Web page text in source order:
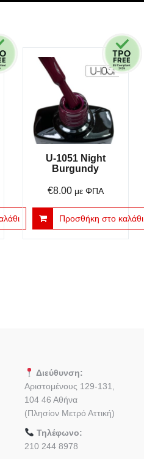
U-1051 Night
Burgundy
€8.00 με ΦΠΑ
Προσθήκη στο καλάθι
Διεύθυνση:
Αριστομένους 129-131,
104 46 Αθήνα
(Πλησίον Μετρό Αττική)
Τηλέφωνο:
210 244 8978